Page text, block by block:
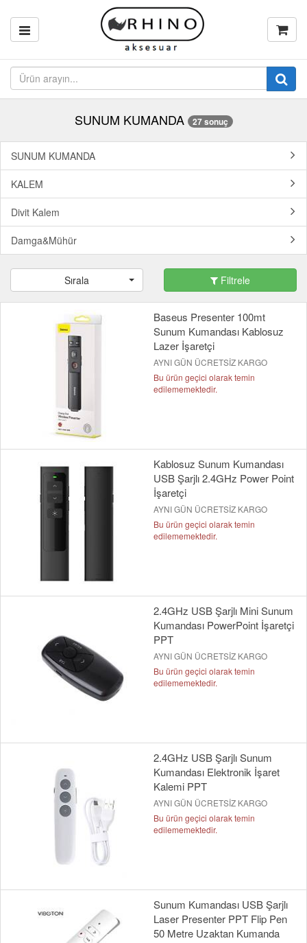
SUNUM KUMANDA 27 sonuç
SUNUM KUMANDA
KALEM
Divit Kalem
Damga&Mühür
Sırala Filtrele
Baseus Presenter 100mt
Sunum Kumandası Kablosuz
Lazer İşaretçi
AYNI GÜN ÜCRETSİZ KARGO
Bu ürün geçici olarak temin
edilememektedir.
Kablosuz Sunum Kumandası
USB Şarjlı 2.4GHz Power Point
İşaretçi
AYNI GÜN ÜCRETSİZ KARGO
Bu ürün geçici olarak temin
edilememektedir.
2.4GHz USB Şarjlı Mini Sunum
Kumandası PowerPoint İşaretçi
PPT
AYNI GÜN ÜCRETSİZ KARGO
Bu ürün geçici olarak temin
edilememektedir.
2.4GHz USB Şarjlı Sunum
Kumandası Elektronik İşaret
Kalemi PPT
AYNI GÜN ÜCRETSİZ KARGO
Bu ürün geçici olarak temin
edilememektedir.
Sunum Kumandası USB Şarjlı
Laser Presenter PPT Flip Pen
50 Metre Uzaktan Kumanda